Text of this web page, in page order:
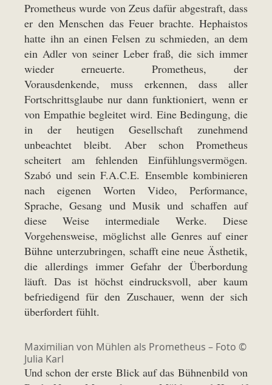
Prometheus wurde von Zeus dafür abgestraft, dass
er den Menschen das Feuer brachte. Hephaistos
hatte ihn an einen Felsen zu schmieden, an dem
ein Adler von seiner Leber fraß, die sich immer
wieder erneuerte. Prometheus, der
Vorausdenkende, muss erkennen, dass aller
Fortschrittsglaube nur dann funktioniert, wenn er
von Empathie begleitet wird. Eine Bedingung, die
in der heutigen Gesellschaft zunehmend
unbeachtet bleibt. Aber schon Prometheus
scheitert am fehlenden Einfühlungsvermögen.
Szabó und sein F.A.C.E. Ensemble kombinieren
nach eigenen Worten Video, Performance,
Sprache, Gesang und Musik und schaffen auf
diese Weise intermediale Werke. Diese
Vorgehensweise, möglichst alle Genres auf einer
Bühne unterzubringen, schafft eine neue Ästhetik,
die allerdings immer Gefahr der Überbordung
läuft. Das ist höchst eindrucksvoll, aber kaum
befriedigend für den Zuschauer, wenn der sich
überfordert fühlt.
Maximilian von Mühlen als Prometheus – Foto ©
Julia Karl
Und schon der erste Blick auf das Bühnenbild von